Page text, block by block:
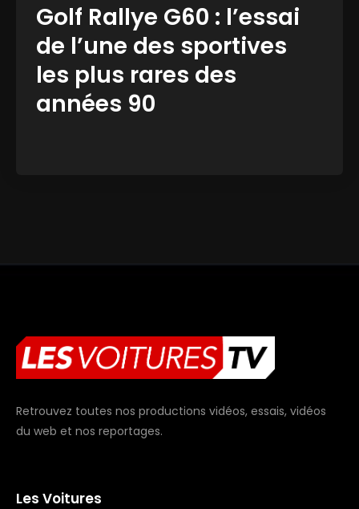
Golf Rallye G60 : l’essai
de l’une des sportives
les plus rares des
années 90
Retrouvez toutes nos productions vidéos, essais, vidéos
du web et nos reportages.
Les Voitures